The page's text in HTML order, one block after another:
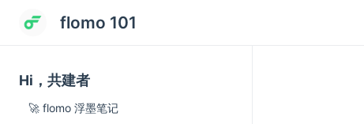
flomo 101
Hi，共建者
🚀 flomo 浮墨笔记